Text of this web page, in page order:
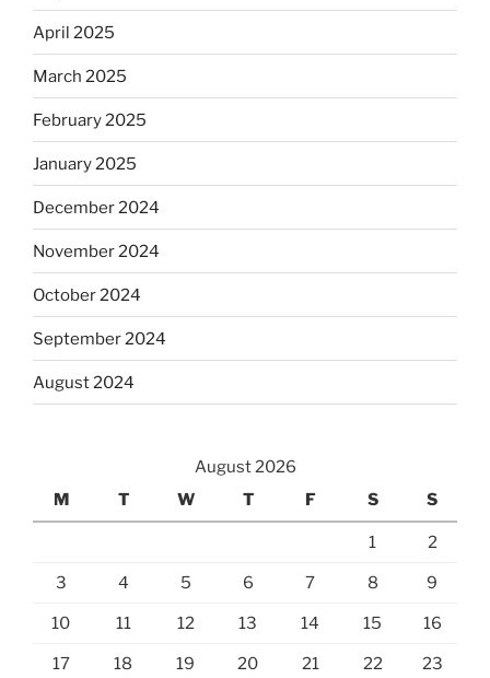
April 2025
March 2025
February 2025
January 2025
December 2024
November 2024
October 2024
September 2024
August 2024
August 2026
M
T W T F S S
1 2
3 4 5 6 7 8 9
10 11 12 13 14 15 16
17 18 19 20 21 22 23